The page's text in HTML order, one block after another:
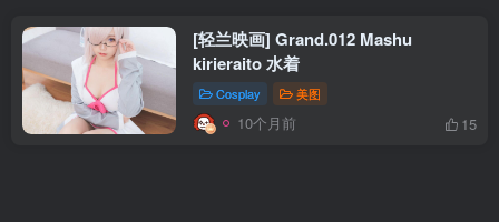
[轻兰映画] Grand.012 Mashu
kirieraito 水着
Cosplay 美图
10个月前 15